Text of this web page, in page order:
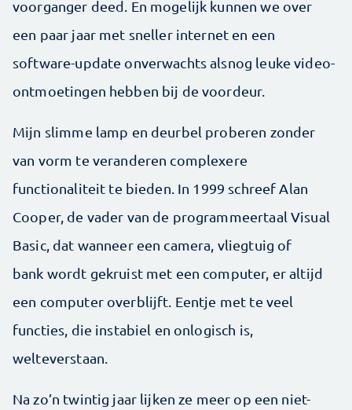
voorganger deed. En mogelijk kunnen we over
een paar jaar met sneller internet en een
software-update onverwachts alsnog leuke video-
ontmoetingen hebben bij de voordeur.
Mijn slimme lamp en deurbel proberen zonder
van vorm te veranderen complexere
functionaliteit te bieden. In 1999 schreef Alan
Cooper, de vader van de programmeertaal ­Visual
Basic, dat wanneer een camera, vliegtuig of
bank wordt gekruist met een computer, er altijd
een ­computer overblijft. Eentje met te veel
functies, die ­in­stabiel en onlogisch is,
welteverstaan.
Na zo’n twintig jaar lijken ze meer op een niet-